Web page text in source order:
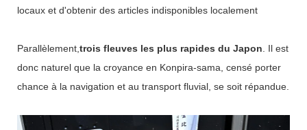
locaux et d'obtenir des articles indisponibles localement
Parallèlement, trois fleuves les plus rapides du Japon . Il est
donc naturel que la croyance en Konpira-sama, censé porter
chance à la navigation et au transport fluvial, se soit répandue.